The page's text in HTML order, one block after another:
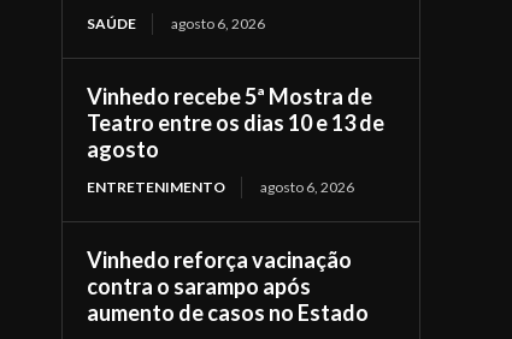
SAÚDE agosto 6, 2026
Vinhedo recebe 5ª Mostra de
Teatro entre os dias 10 e 13 de
agosto
ENTRETENIMENTO agosto 6, 2026
Vinhedo reforça vacinação
contra o sarampo após
aumento de casos no Estado